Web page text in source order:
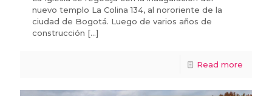
nuevo templo La Colina 134, al nororiente de la
ciudad de Bogotá. Luego de varios años de
construcción […]
Read more